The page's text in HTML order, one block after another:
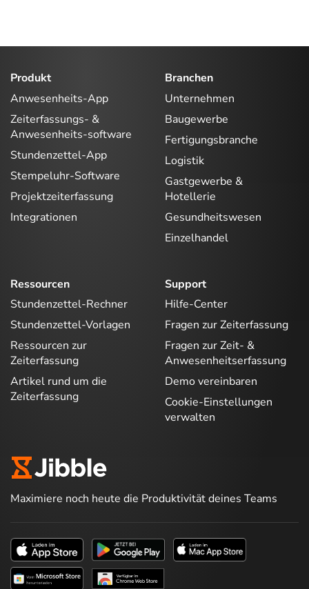
Produkt
Anwesenheits-App
Zeiterfassungs- &
Anwesenheits-software
Stundenzettel-App
Stempeluhr-Software
Projektzeiterfassung
Integrationen
Branchen
Unternehmen
Baugewerbe
Fertigungsbranche
Logistik
Gastgewerbe &
Hotellerie
Gesundheitswesen
Einzelhandel
Ressourcen
Stundenzettel-Rechner
Stundenzettel-Vorlagen
Ressourcen zur
Zeiterfassung
Artikel rund um die
Zeiterfassung
Support
Hilfe-Center
Fragen zur Zeiterfassung
Fragen zur Zeit- &
Anwesenheitserfassung
Demo vereinbaren
Cookie-Einstellungen
verwalten
Maximiere noch heute die Produktivität deines Teams